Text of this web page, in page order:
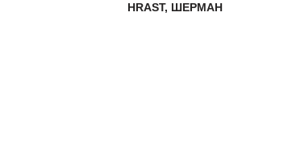
HRAST, ШЕРМАН